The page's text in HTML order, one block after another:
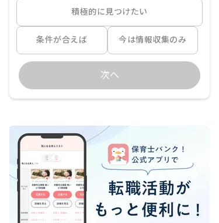
積極的に見つけたい
条件が合えば 今は情報収集のみ
次へ